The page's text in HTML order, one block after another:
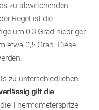
zu abweichenden
Regel ist die
um 0,3 Grad niedriger
etwa 0,5 Grad. Diese
zu unterschiedlichen
gilt die
Thermometerspitze